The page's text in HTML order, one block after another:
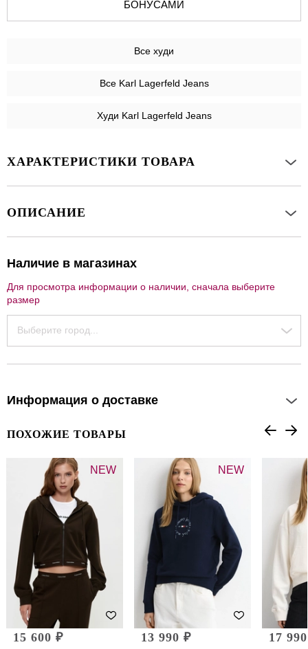
БОНУСАМИ
Все худи
Все Karl Lagerfeld Jeans
Худи Karl Lagerfeld Jeans
ХАРАКТЕРИСТИКИ ТОВАРА
ОПИСАНИЕ
Наличие в магазинах
Для просмотра информации о наличии, сначала выберите
размер
Выберите город...
Информация о доставке
ПОХОЖИЕ ТОВАРЫ
NEW
15 600 ₽
NEW
13 990 ₽ 17